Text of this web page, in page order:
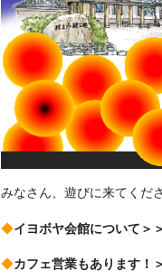
みなさん、遊びに来てくだ
◆イヨボヤ会館について＞＞
◆カフェ営業もあります！